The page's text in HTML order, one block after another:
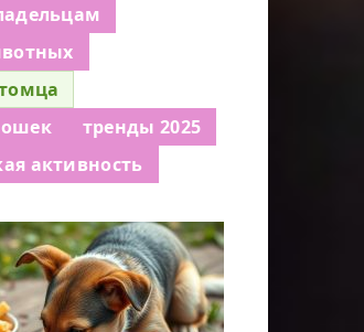
тренды 2025
активность